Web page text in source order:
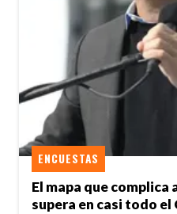
El mapa que
supera en casi todo el
ENCUESTAS